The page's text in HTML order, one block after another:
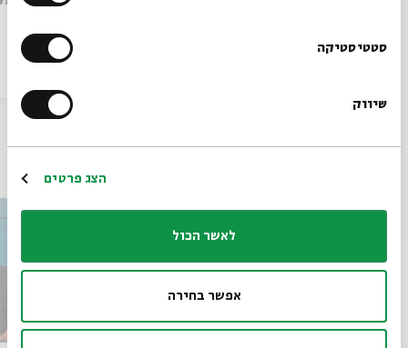
סטטיסטיקה
שיווק
הצג פרטים
לאשר הכול
אפשר בחירה